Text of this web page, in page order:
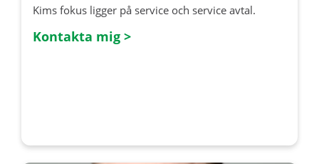
Kims fokus ligger på service och service avtal.
Kontakta mig >